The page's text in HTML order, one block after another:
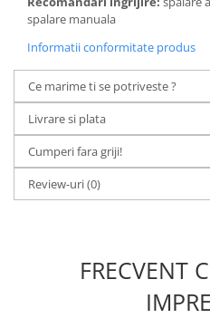
spalare manuala
Informatii conformitate produs
Ce marime ti se potriveste ?
Livrare si plata
Cumperi fara griji!
Review-uri(0)
FRECVENT